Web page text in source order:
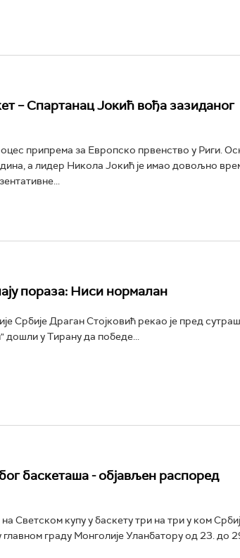
– Спартанац Јокић вођа зазиданог
припрема за Европско првенство у Риги.
а лидер Никола Јокић је имао довољно
пораза: Ниси нормалан
Србије Драган Стојковић рекао је пред
дошли у Тирану да победе...
баскеташа - објављен распоред
Светском купу у баскету три на три у ком
главном граду Монголије Уланбатору од 23. до